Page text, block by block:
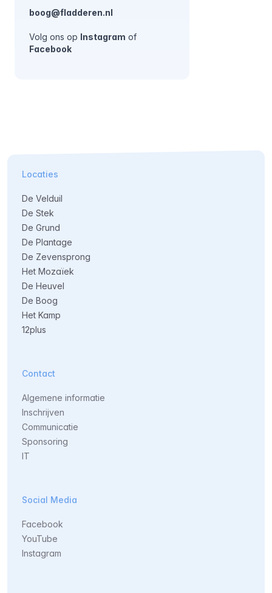
boog@fladderen.nl
Volg ons op Instagram of
Facebook
Locaties
De Velduil
De Stek
De Grund
De Plantage
De Zevensprong
Het Mozaïek
De Heuvel
De Boog
Het Kamp
12plus
Contact
Algemene informatie
Inschrijven
Communicatie
Sponsoring
IT
Social Media
Facebook
YouTube
Instagram